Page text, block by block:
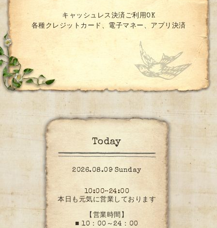
キャッシュレス決済ご利用OK
各種クレジットカード、電子マネー、アプリ決済
Today
2026.08.09 Sunday
10:00~24:00
本日も元気に営業しております
【営業時間】
■ 10：00～24：00